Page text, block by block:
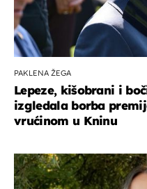
PAKLENA ŽEGA
Lepeze, kišobrani i
izgledala borba
vrućinom u Kninu